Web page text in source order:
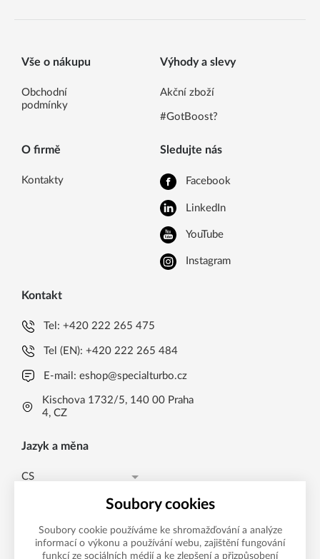
Vše o nákupu
Obchodní
podmínky
Výhody a slevy
Akční zboží
#GotBoost?
O firmě
Kontakty
Sledujte nás
Facebook
LinkedIn
YouTube
Instagram
Kontakt
Tel:+420 222 265 475
Tel (EN):+420 222 265 484
E-mail:eshop@specialturbo.cz
Kischova 1732/5, 140 00 Praha
4, CZ
Jazyk a měna
CS
EN
Česká koruna CZK (Kč)
Česká koruna CZK (Kč)
EUR (EUR)
Možnosti platby
Soubory cookies
Soubory cookie používáme ke shromažďování a analýze
informací o výkonu a používání webu, zajištění fungování
funkcí ze sociálních médií a ke zlepšení a přizpůsobení